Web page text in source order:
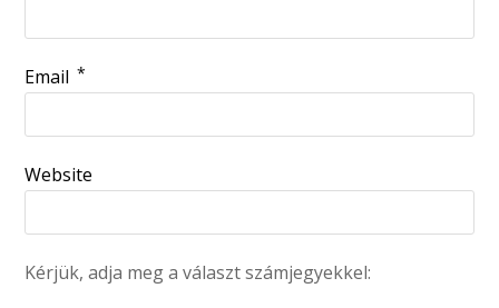
Email *
Website
Kérjük, adja meg a választ számjegyekkel: